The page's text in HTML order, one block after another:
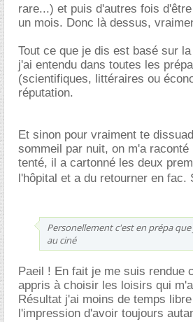
rare...) et puis d'autres fois
un mois. Donc là dessus,
Tout ce que je dis est basé sur
j'ai entendu dans toutes les
(scientifiques, littéraires ou
réputation.
Et sinon pour vraiment te
sommeil par nuit, on m'a
tenté, il a cartonné les deux
l'hôpital et a du retourner en fac.
Personellement c'est en prépa que
au ciné
Paeil ! En fait je me suis rendue
appris à choisir les loisirs qui
Résultat j'ai moins de temps
l'impression d'avoir toujours